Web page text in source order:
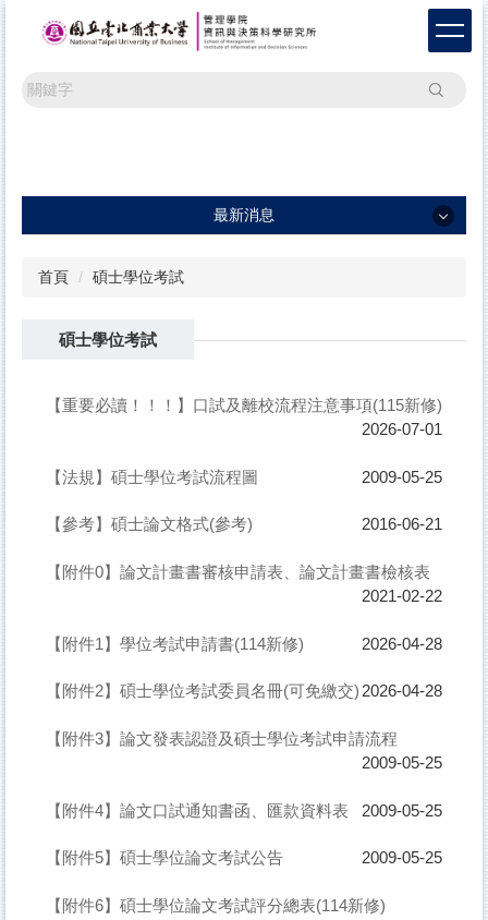
搜尋
最新消息
學術活動
首頁 碩士學位考試
碩士學位考試
【重要必讀！！！】口試及離校流程注意事項(115新修)
2026-07-01
【法規】碩士學位考試流程圖 2009-05-25
【參考】碩士論文格式(參考) 2016-06-21
【附件0】論文計畫書審核申請表、論文計畫書檢核表
2021-02-22
【附件1】學位考試申請書(114新修) 2026-04-28
【附件2】碩士學位考試委員名冊(可免繳交) 2026-04-28
【附件3】論文發表認證及碩士學位考試申請流程
2009-05-25
【附件4】論文口試通知書函、匯款資料表 2009-05-25
【附件5】碩士學位論文考試公告 2009-05-25
【附件6】碩士學位論文考試評分總表(114新修)